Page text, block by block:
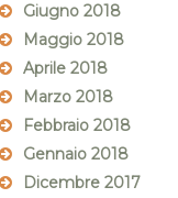
Giugno 2018
Maggio 2018
Aprile 2018
Marzo 2018
Febbraio 2018
Gennaio 2018
Dicembre 2017